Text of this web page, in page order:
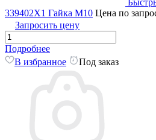
339402X1 Гайка М10 Цена по
Запросить цену
Подробнее
В избранное
Под заказ